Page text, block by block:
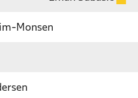
Monsen